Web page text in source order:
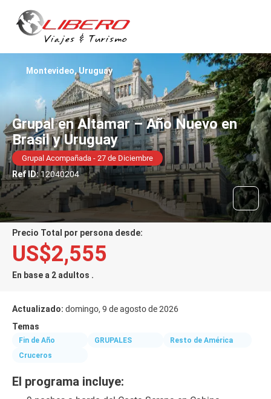
Grupal en Altamar – Año Nuevo en
Brasil y Uruguay
Grupal Acompañada - 27 de Diciembre
Ref ID:12040204
Montevideo, Uruguay
Precio Total por persona desde:
US$2,555
En base a 2 adultos .
Actualizado: domingo, 9 de agosto de 2026
Temas
Fin de Año GRUPALES
Resto de América
Cruceros
El programa incluye: